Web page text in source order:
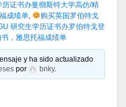
证书办曼彻斯特大学高仿/精
成绩单,
购买英国罗伯特戈
研究生学历证书办罗伯特戈登
，雅思托福成绩单
y ha sido actualizado
por bnky.